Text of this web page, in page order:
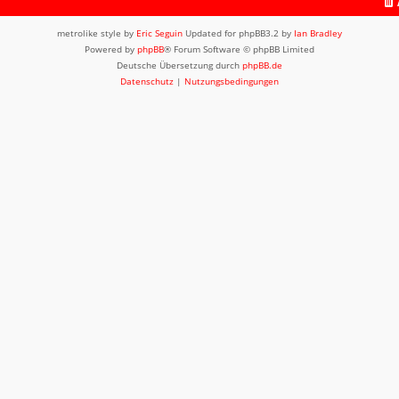
metrolike style by Eric Seguin Updated for phpBB3.2 by Ian Bradley
Powered by phpBB® Forum Software © phpBB Limited
Deutsche Übersetzung durch phpBB.de
Datenschutz | Nutzungsbedingungen